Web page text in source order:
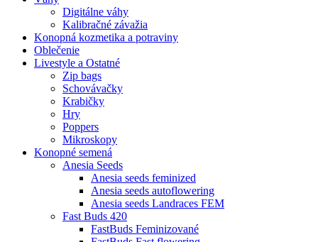
Digitálne váhy
Kalibračné závažia
Konopná kozmetika a potraviny
Oblečenie
Livestyle a Ostatné
Zip bags
Schovávačky
Krabičky
Hry
Poppers
Mikroskopy
Konopné semená
Anesia Seeds
Anesia seeds feminized
Anesia seeds autoflowering
Anesia seeds Landraces FEM
Fast Buds 420
FastBuds Feminizované